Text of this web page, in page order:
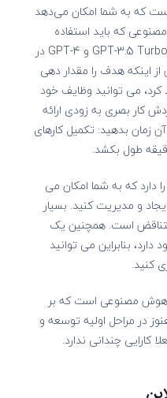
که به شما امکان می‌دهد
که باید استفاده
کند، عامل های خود را ایجاد کنید (GPT-3.5 Turbo و GPT-4 در
اینکه هدف را مقدار دهی
کرد، می توانید وظایف خود
کار بصری به زودی ارائه
زمان بدهید: تکمیل کارهای
طرح آشنای ChatGPT را دارد که به شما امکان می
و مدیریت کنید. بسیار
است. همچنین یک
بنابراین می توانید
کنید.
مصنوعی است که بر
در مراحل اولیه توسعه و
کارایی چندانی ندارد.